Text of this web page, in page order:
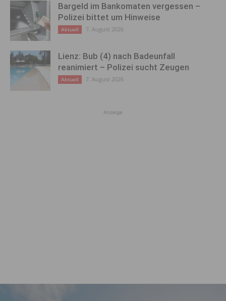
Bargeld im Bankomaten vergessen –
Polizei bittet um Hinweise
Aktuell 7. August 2026
Lienz: Bub (4) nach Badeunfall
reanimiert – Polizei sucht Zeugen
Aktuell 7. August 2026
Anzeige